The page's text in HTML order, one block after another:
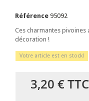
Référence 95092
Ces charmantes
décoration !
Votre article est en stock!
3,20 €TTC